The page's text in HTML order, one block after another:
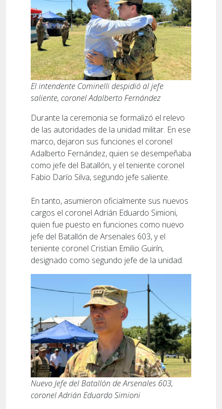
El intendente Cominelli despidió al jefe
saliente, coronel Adalberto Fernández
Durante la ceremonia se formalizó el relevo
de las autoridades de la unidad militar. En ese
marco, dejaron sus funciones el coronel
Adalberto Fernández, quien se desempeñaba
como jefe del Batallón, y el teniente coronel
Fabio Darío Silva, segundo jefe saliente.
En tanto, asumieron oficialmente sus nuevos
cargos el coronel Adrián Eduardo Simioni,
quien fue puesto en funciones como nuevo
jefe del Batallón de Arsenales 603, y el
teniente coronel Cristian Emilio Guirín,
designado como segundo jefe de la unidad.
Nuevo Jefe del Batallón de Arsenales 603,
coronel Adrián Eduardo Simioni